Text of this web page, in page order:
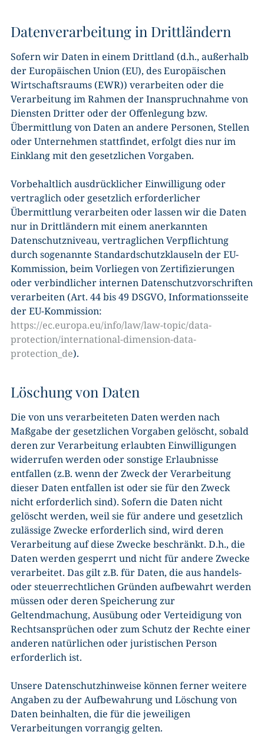
Datenverarbeitung in Drittländern
Sofern wir Daten in einem Drittland (d.h., außerhalb
der Europäischen Union (EU), des Europäischen
Wirtschaftsraums (EWR)) verarbeiten oder die
Verarbeitung im Rahmen der Inanspruchnahme von
Diensten Dritter oder der Offenlegung bzw.
Übermittlung von Daten an andere Personen, Stellen
oder Unternehmen stattfindet, erfolgt dies nur im
Einklang mit den gesetzlichen Vorgaben.
Vorbehaltlich ausdrücklicher Einwilligung oder
vertraglich oder gesetzlich erforderlicher
Übermittlung verarbeiten oder lassen wir die Daten
nur in Drittländern mit einem anerkannten
Datenschutzniveau, vertraglichen Verpflichtung
durch sogenannte Standardschutzklauseln der EU-
Kommission, beim Vorliegen von Zertifizierungen
oder verbindlicher internen Datenschutzvorschriften
verarbeiten (Art. 44 bis 49 DSGVO, Informationsseite
der EU-Kommission:
https://ec.europa.eu/info/law/law-topic/data-
protection/international-dimension-data-
protection_de).
Löschung von Daten
Die von uns verarbeiteten Daten werden nach
Maßgabe der gesetzlichen Vorgaben gelöscht, sobald
deren zur Verarbeitung erlaubten Einwilligungen
widerrufen werden oder sonstige Erlaubnisse
entfallen (z.B. wenn der Zweck der Verarbeitung
dieser Daten entfallen ist oder sie für den Zweck
nicht erforderlich sind). Sofern die Daten nicht
gelöscht werden, weil sie für andere und gesetzlich
zulässige Zwecke erforderlich sind, wird deren
Verarbeitung auf diese Zwecke beschränkt. D.h., die
Daten werden gesperrt und nicht für andere Zwecke
verarbeitet. Das gilt z.B. für Daten, die aus handels-
oder steuerrechtlichen Gründen aufbewahrt werden
müssen oder deren Speicherung zur
Geltendmachung, Ausübung oder Verteidigung von
Rechtsansprüchen oder zum Schutz der Rechte einer
anderen natürlichen oder juristischen Person
erforderlich ist.
Unsere Datenschutzhinweise können ferner weitere
Angaben zu der Aufbewahrung und Löschung von
Daten beinhalten, die für die jeweiligen
Verarbeitungen vorrangig gelten.